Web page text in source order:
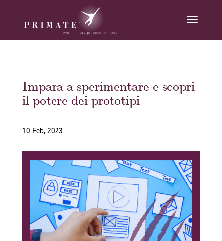
Impara a sperimentare e scopri
il potere dei prototipi
10 Feb, 2023